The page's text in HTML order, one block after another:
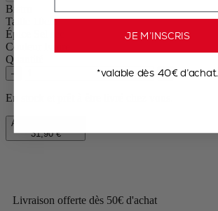
Bistro
Taille
10cm
Épice
Couleur
Quantité
– +
En stock et prêt à être livré chez vous.
Ajouter au panier
31,90 €
Livraison offerte dès 50€ d'achat
JE M’INSCRIS
*valable dès 40€ d’achat.